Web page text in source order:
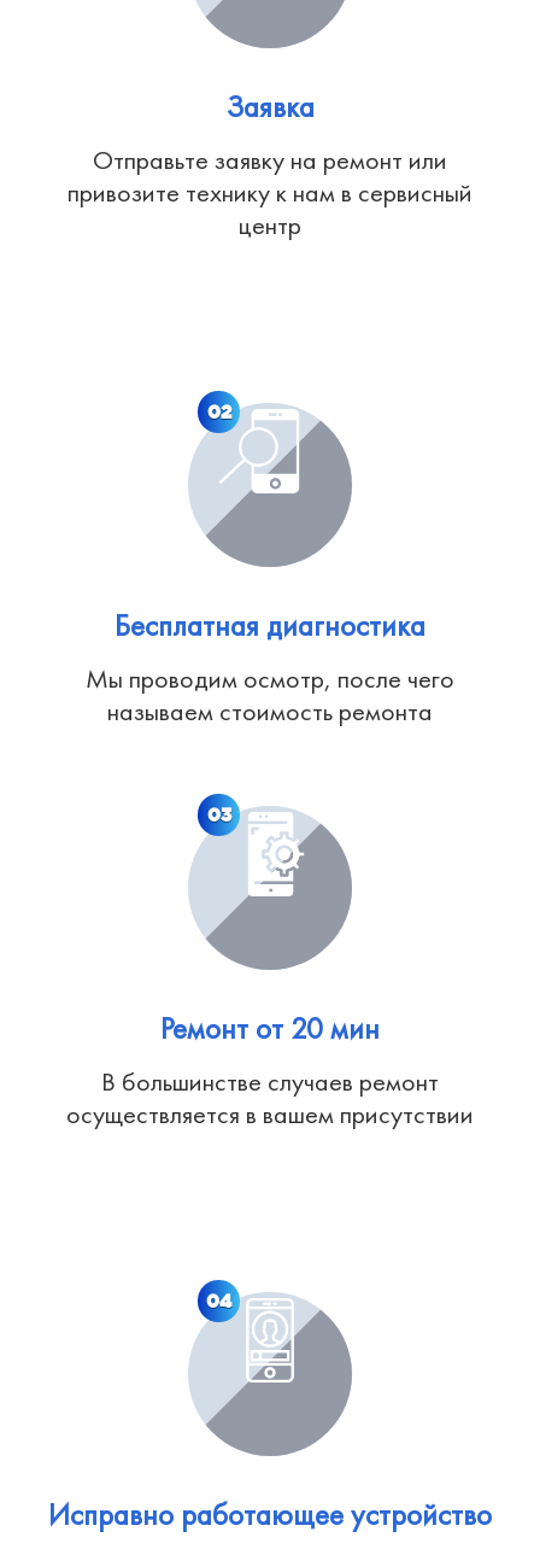
Заявка
Отправьте заявку на ремонт или
привозите технику к нам в сервисный
центр
02
Бесплатная диагностика
Мы проводим осмотр, после чего
называем стоимость ремонта
03
Ремонт от 20 мин
В большинстве случаев ремонт
осуществляется в вашем присутствии
04
Исправно работающее устройство